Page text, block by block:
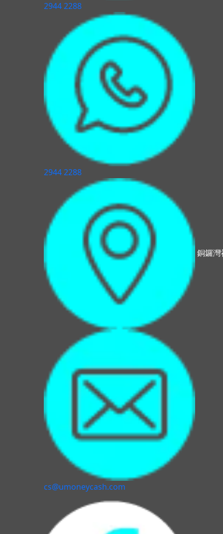
2944 2288
2944 2288
銅鑼
cs@umoneycash.com